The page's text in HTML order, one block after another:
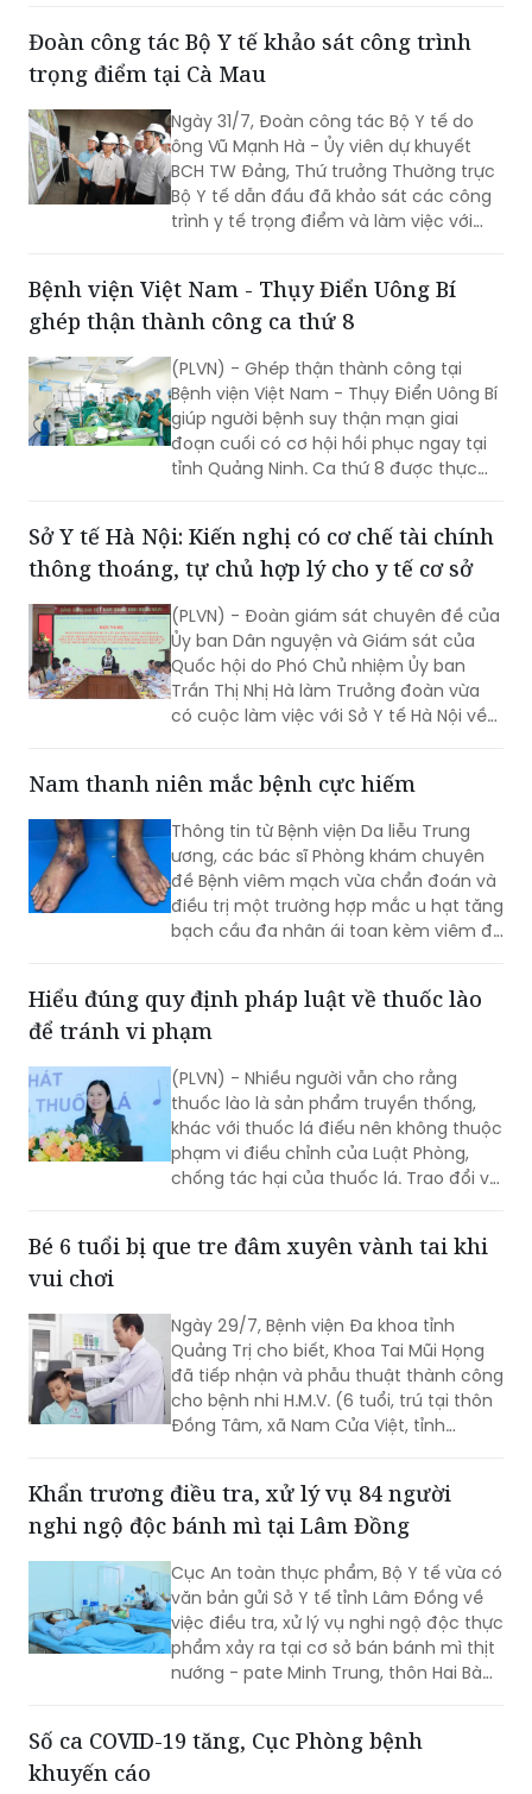
Ngày 31/7, Đoàn công tác Bộ Y tế do
ông Vũ Mạnh Hà - Ủy viên dự khuyết
BCH TW Đảng, Thứ trưởng Thường trực
Bộ Y tế dẫn đầu đã khảo sát các công
trình y tế trọng điểm và làm việc với
lãnh đạo tỉnh Cà Mau nhằm đánh giá
hiện trạng, tháo gỡ khó khăn, định
hướng phát triển hệ thống y tế địa
đáp ứng yêu cầu chăm sóc sức khỏe
nhân dân trong giai đoạn mới.
Bệnh viện Việt Nam - Thụy Điển Uông Bí
(PLVN) - Ghép thận thành công tại
Bệnh viện Việt Nam - Thụy Điển Uông Bí
giúp người bệnh suy thận mạn giai
đoạn cuối có cơ hội hồi phục ngay tại
tỉnh Quảng Ninh. Ca thứ 8 được thực
hiện với sự hỗ trợ của Bệnh viện Việt
Đức.
Sở Y tế Hà Nội: Kiến nghị có cơ chế tài chính
(PLVN) - Đoàn giám sát chuyên đề của
Ủy ban Dân nguyện và Giám sát của
Quốc hội do Phó Chủ nhiệm Ủy ban
Trần Thị Nhị Hà làm Trưởng đoàn vừa
có cuộc làm việc với Sở Y tế Hà Nội về
việc “giải quyết kiến nghị của cử tri về
bảo đảm nhân lực y tế nhằm nâng cao
chất lượng hoạt động của trạm y tế
quyền địa phương 2 cấp (CQĐP2C)”.
Nam thanh niên mắc bệnh cực hiếm
Thông tin từ Bệnh viện Da liễu Trung
ương, các bác sĩ Phòng khám chuyên
đề Bệnh viêm mạch vừa chẩn đoán và
điều trị một trường hợp mắc u hạt tăng
bạch cầu đa nhân ái toan kèm viêm đa
mạch (Eosinophilic Granulomatosis
with Polyangiitis - EGPA) – một bệnh lý
viêm mạch máu kích thước nhỏ và
người châu Á.
Hiểu đúng quy định pháp luật về thuốc lào
(PLVN) - Nhiều người vẫn cho rằng
thuốc lào là sản phẩm truyền thống,
khác với thuốc lá điếu nên không thuộc
phạm vi điều chỉnh của Luật Phòng,
chống tác hại của thuốc lá. Trao đổi với
phóng viên Báo Pháp luật Việt Nam, Ths.
Nguyễn Thị Thu Hương - chuyên gia về
phòng, chống tác hại của thuốc lá
đúng. Thuốc lào là một dạng thuốc lá
theo quy định của pháp luật, vì vậy mọi
vi phạm và trách nhiệm của người
quản lý đều được áp dụng tương tự
như đối với thuốc lá điếu.
Bé 6 tuổi bị que tre đâm xuyên vành tai khi
Ngày 29/7, Bệnh viện Đa khoa tỉnh
đã tiếp nhận và phẫu thuật thành công
cho bệnh nhi H.M.V. (6 tuổi, trú tại thôn
Đồng Tâm, xã Nam Cửa Việt, tỉnh
Quảng Trị) bị que tre đâm xuyên vành
tai trái.
Khẩn trương điều tra, xử lý vụ 84 người
Cục An toàn thực phẩm, Bộ Y tế vừa có
văn bản gửi Sở Y tế tỉnh Lâm Đồng về
việc điều tra, xử lý vụ nghi ngộ độc thực
phẩm xảy ra tại cơ sở bán bánh mì thịt
nướng - pate Minh Trung, thôn Hai Bà
Trưng, xã Nam Ban Lâm Hà.
Số ca COVID-19 tăng, Cục Phòng bệnh
Số trường hợp đến khám và điều trị do